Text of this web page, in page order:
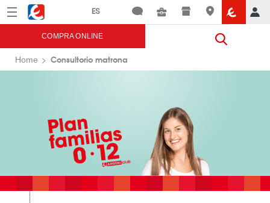
Menú Eroski
COMPRA ONLINE
Home Consultorio matrona